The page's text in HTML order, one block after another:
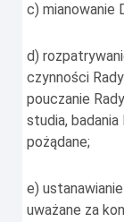
c) mianowanie
d)
czynności
pouczanie
studia,
pożądane;
e)
uważane za